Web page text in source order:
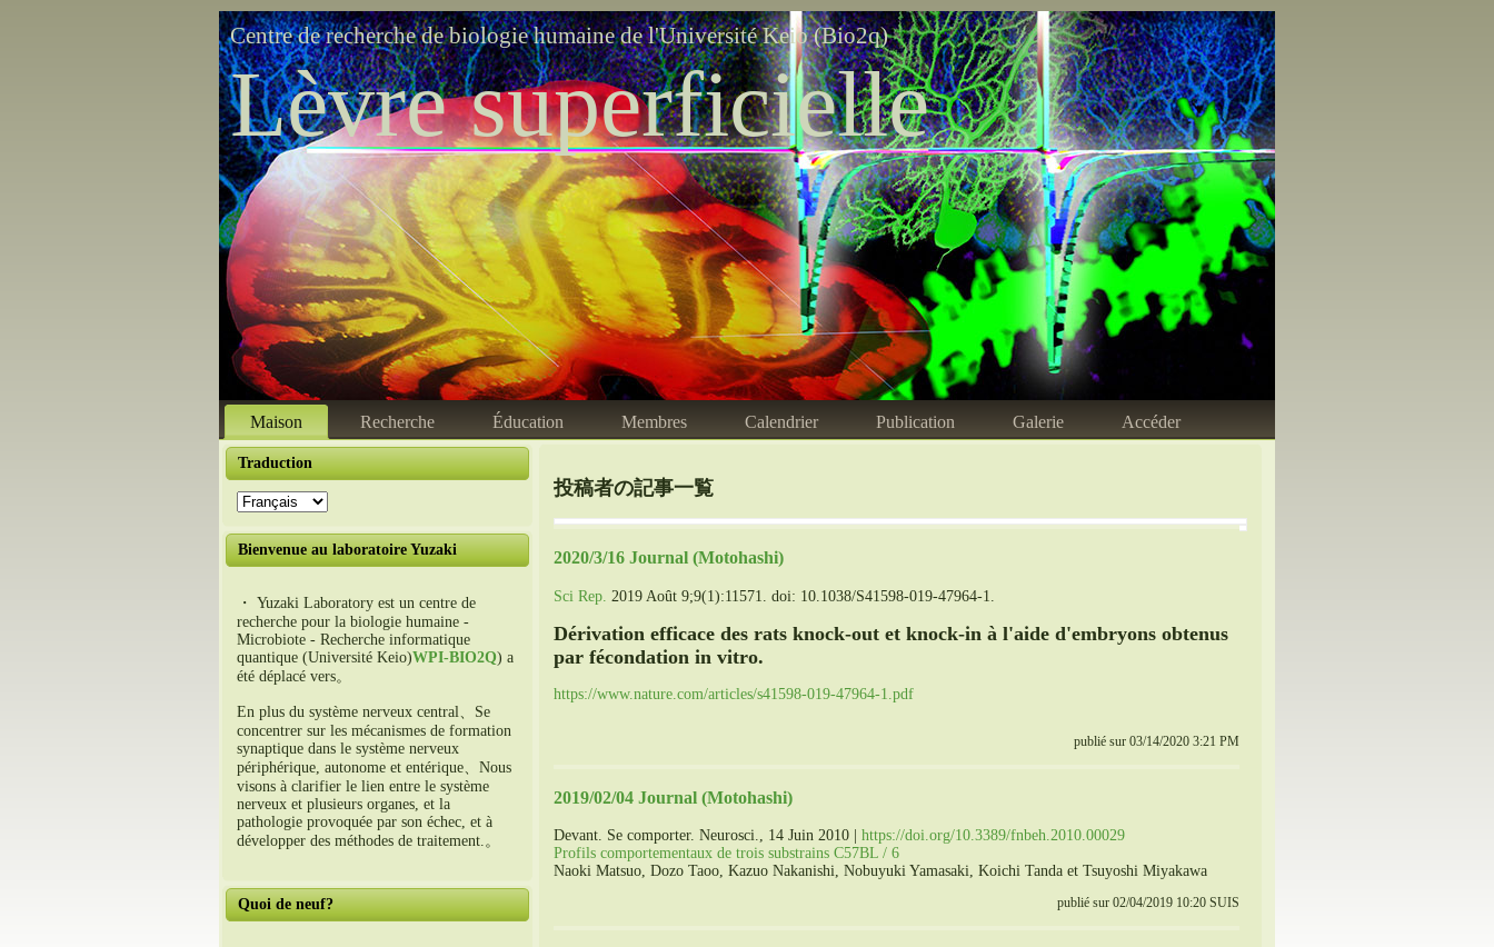
Centre de recherche de biologie humaine de l'Université Keio (Bio2q)
Lèvre superficielle
Maison Recherche Éducation Membres Calendrier Publication Galerie Accéder
Traduction
Bienvenue au laboratoire Yuzaki
・ Yuzaki Laboratory est un centre de
recherche pour la biologie humaine -
Microbiote - Recherche informatique
quantique (Université Keio)WPI-BIO2Q) a
été déplacé vers。
En plus du système nerveux central、Se
concentrer sur les mécanismes de formation
synaptique dans le système nerveux
périphérique, autonome et entérique、Nous
visons à clarifier le lien entre le système
nerveux et plusieurs organes, et la
pathologie provoquée par son échec, et à
développer des méthodes de traitement.。
Quoi de neuf?
投稿者の記事一覧
2020/3/16 Journal (Motohashi)
Sci Rep. 2019 Août 9;9(1):11571. doi: 10.1038/S41598-019-47964-1.
Dérivation efficace des rats knock-out et knock-in à l'aide d'embryons obtenus
par fécondation in vitro.
https://www.nature.com/articles/s41598-019-47964-1.pdf
publié sur 03/14/2020 3:21 PM
2019/02/04 Journal (Motohashi)
Devant. Se comporter. Neurosci., 14 Juin 2010 | https://doi.org/10.3389/fnbeh.2010.00029
Profils comportementaux de trois substrains C57BL / 6
Naoki Matsuo, Dozo Taoo, Kazuo Nakanishi, Nobuyuki Yamasaki, Koichi Tanda et Tsuyoshi Miyakawa
publié sur 02/04/2019 10:20 SUIS